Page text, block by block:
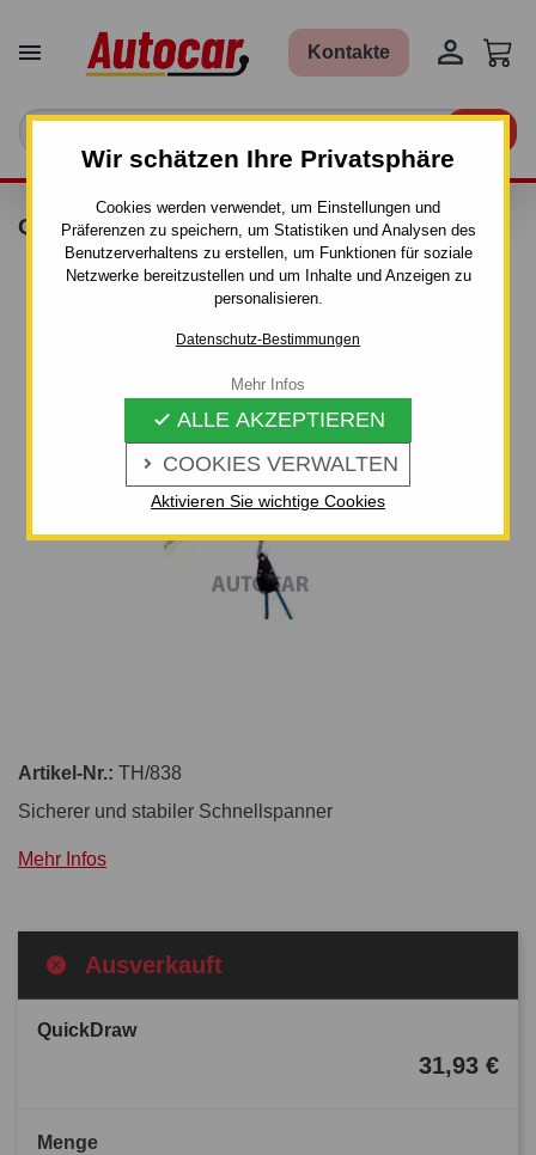
Wir schätzen Ihre Privatsphäre
Cookies werden verwendet, um Einstellungen und
Präferenzen zu speichern, um Statistiken und Analysen des
Benutzerverhaltens zu erstellen, um Funktionen für soziale
Netzwerke bereitzustellen und um Inhalte und Anzeigen zu
personalisieren.
Datenschutz-Bestimmungen
 COOKIES VERWALTEN
 ALLE AKZEPTIEREN
Aktivieren Sie wichtige Cookies
Mehr Infos
 Kontakte 
QUICKDRAW
Artikel-Nr.: TH/838
Sicherer und stabiler Schnellspanner
Mehr Infos
Ausverkauft
QuickDraw
31,93 €
Menge